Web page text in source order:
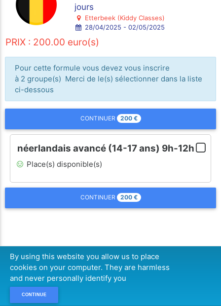
jours
Etterbeek (Kiddy Classes)
28/04/2025 - 02/05/2025
PRIX : 200.00 euro(s)
Pour cette formule vous devez vous inscrire
à 2 groupe(s) Merci de le(s) sélectionner dans la liste
ci-dessous
CONTINUER 200 €
néerlandais avancé (14-17 ans) 9h-12h
Place(s) disponible(s)
CONTINUER 200 €
By using this website you allow us to place
cookies on your computer. They are harmless
and never personally identify you
CONTINUE